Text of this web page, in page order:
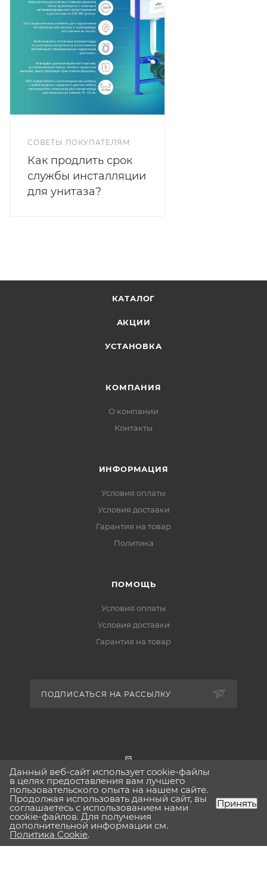
СОВЕТЫ ПОКУПАТЕЛЯМ
Как продлить срок
службы инсталляции
для унитаза?
КАТАЛОГ
АКЦИИ
УСТАНОВКА
КОМПАНИЯ
О компании
Контакты
ИНФОРМАЦИЯ
Условия оплаты
Условия доставки
Гарантия на товар
Политика
ПОМОЩЬ
Условия оплаты
Условия доставки
Гарантия на товар
ПОДПИСАТЬСЯ НА РАССЫЛКУ
г. Москва
2026 © Lavinia-boho.ru Вся представленная на сайте
информация, касающаяся технических характеристик,
Данный веб-сайт использует cookie-файлы
в целях предоставления вам лучшего
пользовательского опыта на нашем сайте.
Продолжая использовать данный сайт, вы
соглашаетесь с использованием нами
cookie-файлов. Для получения
дополнительной информации см.
Политика Cookie.
Принять